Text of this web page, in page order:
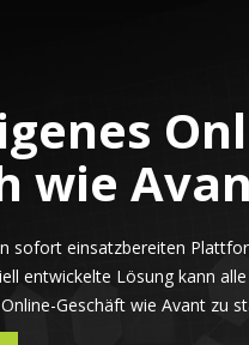
wie
sofort einsatzbereiten
entwickelte Lösung kann
Geschäft wie Avant zu